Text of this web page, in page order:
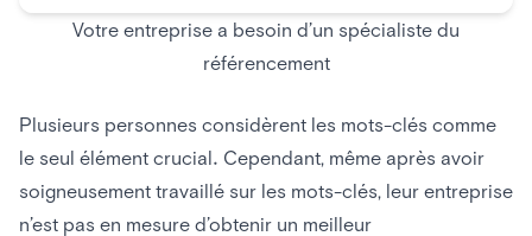
Votre entreprise a besoin d’un spécialiste du
référencement
Plusieurs personnes considèrent les mots-clés comme
le seul élément crucial. Cependant, même après avoir
soigneusement travaillé sur les mots-clés, leur entreprise
n’est pas en mesure d’obtenir un meilleur